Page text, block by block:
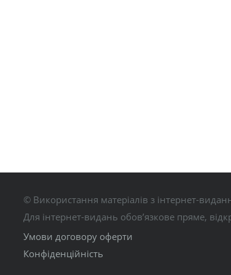
© Використання матеріалів з інтернет-
Для інтернет-видань обов’язкове пряме,
Умови договору оферти
Конфіденційність